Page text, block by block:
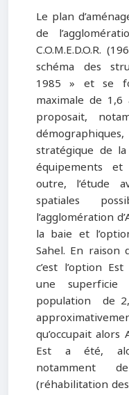
Le plan
de
C.O.M.E.D.O.R.
schéma des
1985 » et se
maximale de
proposait,
stratégique de
équipements
outre, l’étude
spatiales
l’agglomération
la baie et
Sahel. En raison
c’est l’option
une
population de
qu’occupait alors
Est a été,
notamment
(réhabilitation